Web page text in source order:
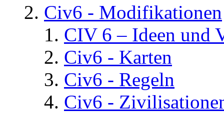
Civ6 - Modifikationen
CIV 6 – Ideen und
Civ6 - Karten
Civ6 - Regeln
Civ6 -